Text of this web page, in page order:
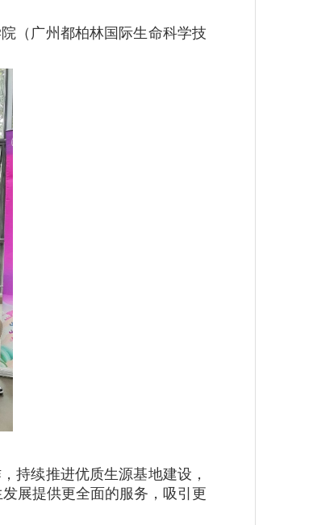
（广州都柏林国际生命科学技
持续推进优质生源基地建设，
展提供更全面的服务，吸引更